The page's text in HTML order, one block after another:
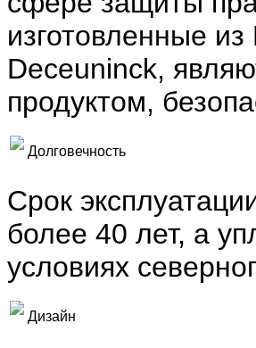
изготовленные
Deceuninck,
продуктом,
Долговечность
Срок
более 40 лет, а
условиях
Дизайн